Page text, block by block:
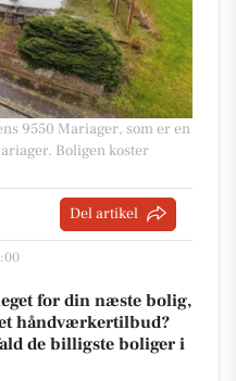
9550 Mariager, som er en
Boligen koster
Del artikel
for din næste bolig,
håndværkertilbud?
de billigste boliger i